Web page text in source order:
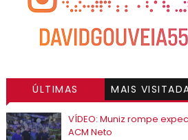
ÚLTIMAS MAIS
VÍDEO: Muniz rompe
ACM Neto